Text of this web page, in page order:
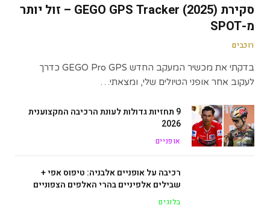
סקירת GEGO GPS Tracker (2025) – זול יותר
מ-SPOT
רוכבים
בדקתי את מכשיר המעקב החדש GEGO Pro GPS כדרך
לעקוב אחר אופני הטיולים שלי, ומצאתי…
9 תחזיות גדולות לעונת הרכיבה המקצוענית
2026
אופניים
רכיבה על אופניים אלבניה: טיפוס אפי +
שבילים אלפיניים בהרי האלפים הצפוניים
בלוגים